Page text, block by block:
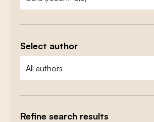
Select author
zoeken - auteurs
select content
Refine search results